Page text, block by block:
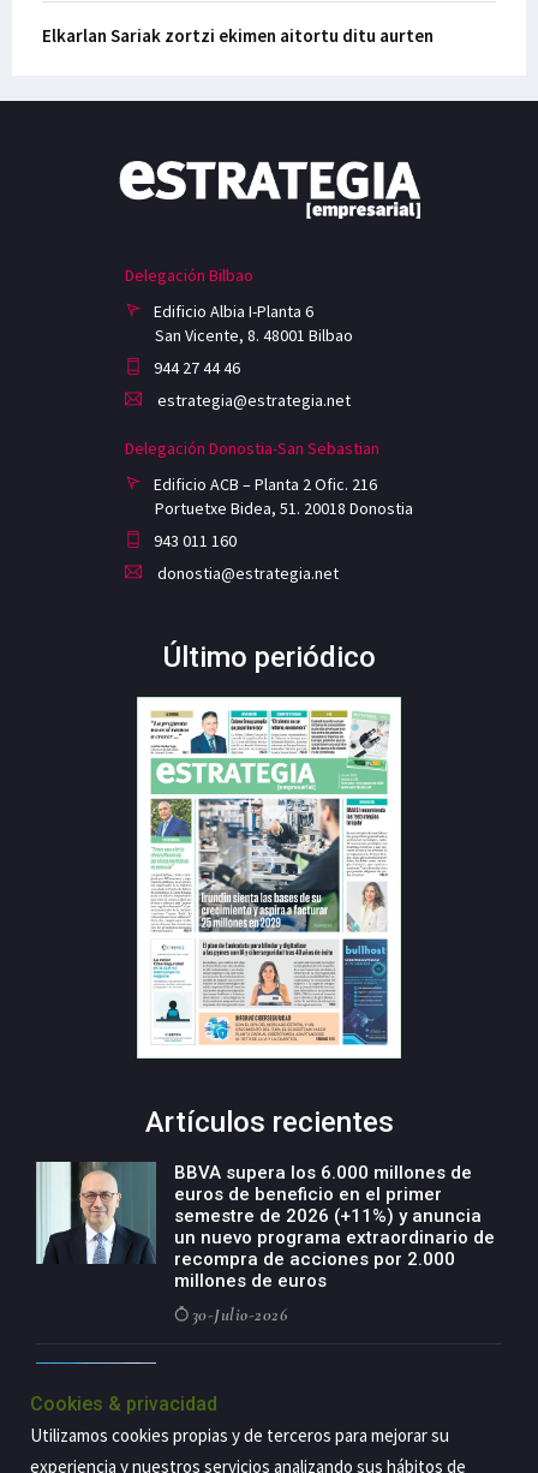
Elkarlan Sariak zortzi ekimen aitortu ditu aurten
Delegación Bilbao
Edificio Albia I-Planta 6
San Vicente, 8. 48001 Bilbao
944 27 44 46
estrategia@estrategia.net
Delegación Donostia-San Sebastian
Edificio ACB – Planta 2 Ofic. 216
Portuetxe Bidea, 51. 20018 Donostia
943 011 160
donostia@estrategia.net
Último periódico
Artículos recientes
BBVA supera los 6.000 millones de
euros de beneficio en el primer
semestre de 2026 (+11%) y anuncia
un nuevo programa extraordinario de
recompra de acciones por 2.000
millones de euros
30-Julio-2026
negocio agro con un modelo global
de especialización presente en siete
países
Cookies & privacidad
Utilizamos cookies propias y de terceros para mejorar su
experiencia y nuestros servicios analizando sus hábitos de